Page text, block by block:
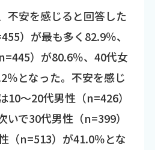
不安を感じると回答した
）が最も多く82.9％、
）が80.6％、40代女
％となった。不安を感じ
10～20代男性（n=426）
いで30代男性（n=399）
（n=513）が41.0％とな